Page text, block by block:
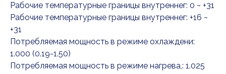
Рабочие температурные границы внутреннег: 0 ~ +31
Рабочие температурные границы внутреннег: +16 ~
+31
Потребляемая мощность в режиме охлаждени:
1.000 (0.19-1.50)
Потребляемая мощность в режиме нагрева,: 1.025